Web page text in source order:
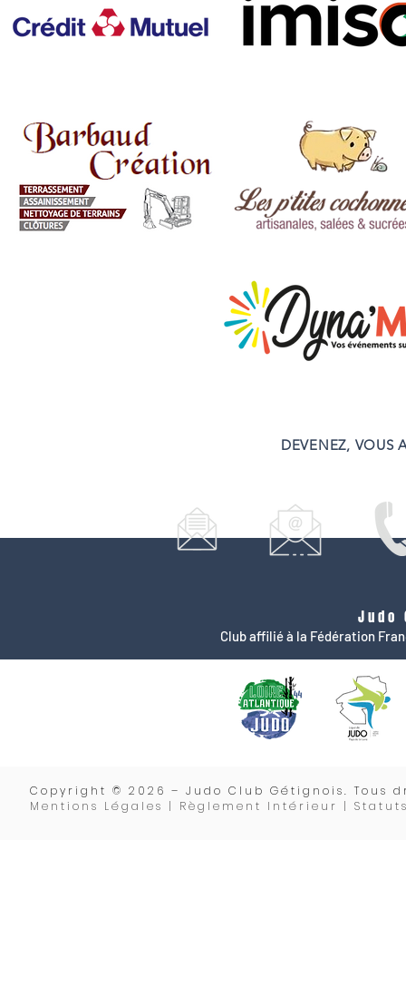
DEVENEZ, VOUS
Judo
Club affilié à la Fédération
Copyrigh t © 2026 – Judo Club Gétignois. Tous
Mentions Légales | Règlement Intérieur |